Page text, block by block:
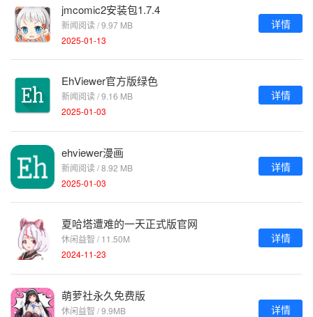
jmcomic2安装包1.7.4
新闻阅读 / 9.97 MB
2025-01-13
详情
EhViewer官方版绿色
新闻阅读 / 9.16 MB
2025-01-03
详情
ehviewer漫画
新闻阅读 / 8.92 MB
2025-01-03
详情
夏哈塔遭难的一天正式版官网
休闲益智 / 11.50M
2024-11-23
详情
萌萝社永久免费版
休闲益智 / 9.9MB
详情